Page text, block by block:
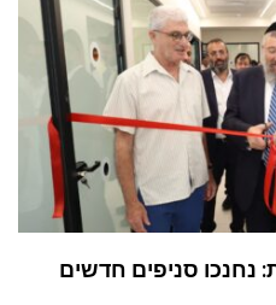
נחנכו סניפים חדשים